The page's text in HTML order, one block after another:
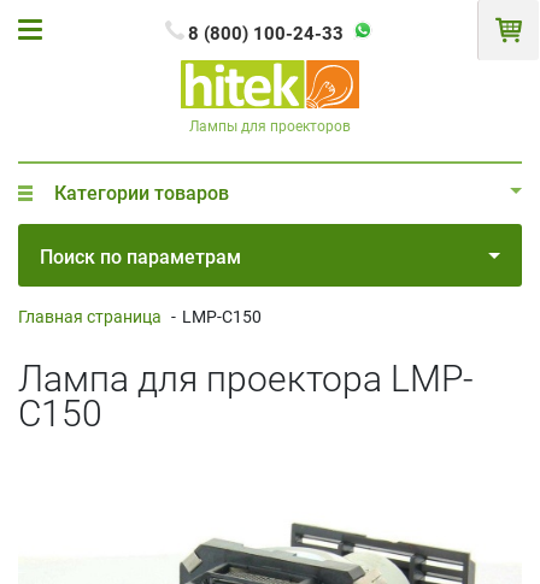
8 (800) 100-24-33
Лампы для проекторов
Категории товаров
Поиск по параметрам
Главная страница - LMP-C150
Лампа для проектора LMP-
C150